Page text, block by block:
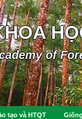
of
tạo và HTQT